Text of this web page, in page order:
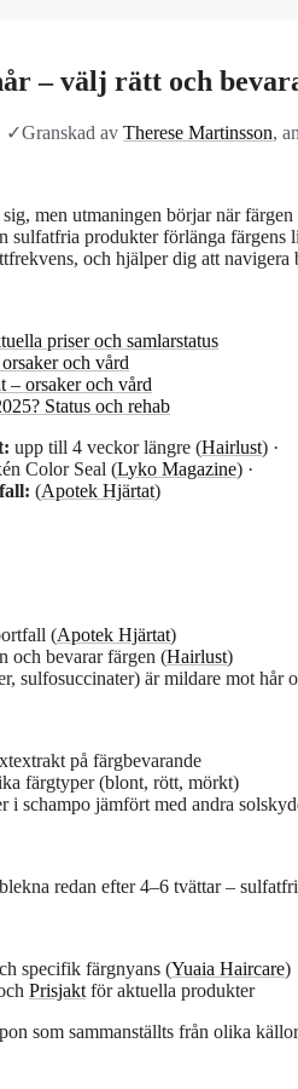
– välj rätt och
✓Granskad av Therese Martinsson,
men utmaningen börjar när
sulfatfria produkter förlänga färgens
och hjälper dig att navigera
priser och samlarstatus
och vård
– orsaker och vård
Status och rehab
upp till 4 veckor längre (Hairlust) ·
Color Seal (Lyko Magazine) ·
(Apotek Hjärtat)
(Apotek Hjärtat)
och bevarar färgen (Hairlust)
sulfosuccinater) är mildare mot hår
på färgbevarande
färgtyper (blont, rött, mörkt)
schampo jämfört med andra
redan efter 4–6 tvättar –
specifik färgnyans (Yuaia Haircare)
Prisjakt för aktuella produkter
som sammanställts från olika